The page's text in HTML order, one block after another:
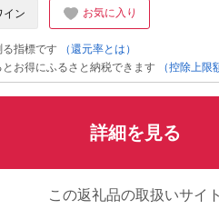
イン お気に入り
指標です
（還元率とは）
お得にふるさと納税できます
（控除上限
詳細を見る
この返礼品の取扱いサイト